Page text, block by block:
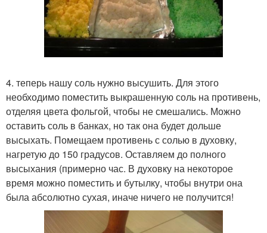
4. теперь нашу соль нужно высушить. Для этого
необходимо поместить выкрашенную соль на противень,
отделяя цвета фольгой, чтобы не смешались. Можно
оставить соль в банках, но так она будет дольше
высыхать. Помещаем противень с солью в духовку,
нагретую до 150 градусов. Оставляем до полного
высыхания (примерно час. В духовку на некоторое
время можно поместить и бутылку, чтобы внутри она
была абсолютно сухая, иначе ничего не получится!